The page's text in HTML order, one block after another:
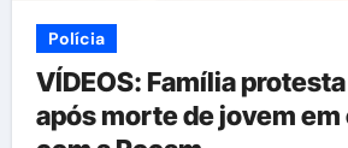
Polícia
VÍDEOS: Família
após morte de jovem